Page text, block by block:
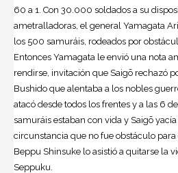
60 a 1. Con 30.000 soldados a su
ametralladoras, el general Yamagata
los 500 samuráis, rodeados por
Entonces Yamagata le envió una nota
rendirse, invitación que Saigō rechazó
Bushido que alentaba a los nobles
atacó desde todos los frentes y a las 6
samuráis estaban con vida y Saigō
circunstancia que no fue obstáculo para
Beppu Shinsuke lo asistió a quitarse la
Seppuku.